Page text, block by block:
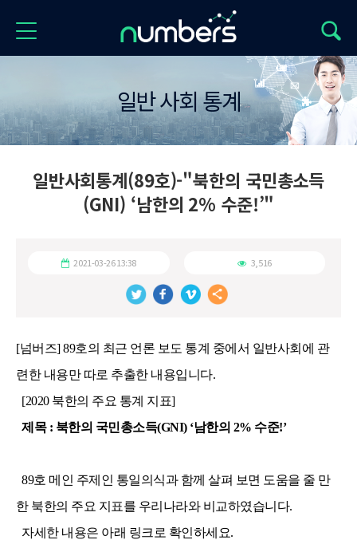
일반 사회 통계
일반사회통계(89호)-"북한의 국민총소득
(GNI) ‘남한의 2% 수준!’"
2021-03-26 13:38 3,516
[넘버즈] 89호의 최근 언론 보도 통계 중에서 일반사회에 관
련한 내용만 따로 추출한 내용입니다.
[2020 북한의 주요 통계 지표]
제목 : 북한의 국민총소득(GNI) ‘남한의 2% 수준!’
한 북한의 주요 지표를 우리나라와 비교하였습니다.
  자세한 내용은 아래 링크로 확인하세요.